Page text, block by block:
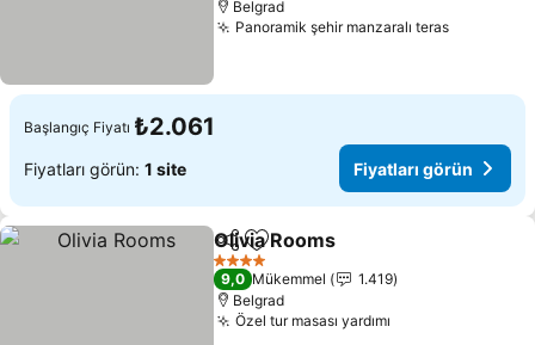
Belgrad
Panoramik şehir manzaralı terasFiyatları
Başlangıç Fiyatı ₺2.061
Fiyatları görün: 1 site Fiyatları görün
PaylaşFavorilerime ekle
Olivia Rooms
4 Yıldız
9,0 Mükemmel
1.419
Belgrad
Özel tur masası yardımı